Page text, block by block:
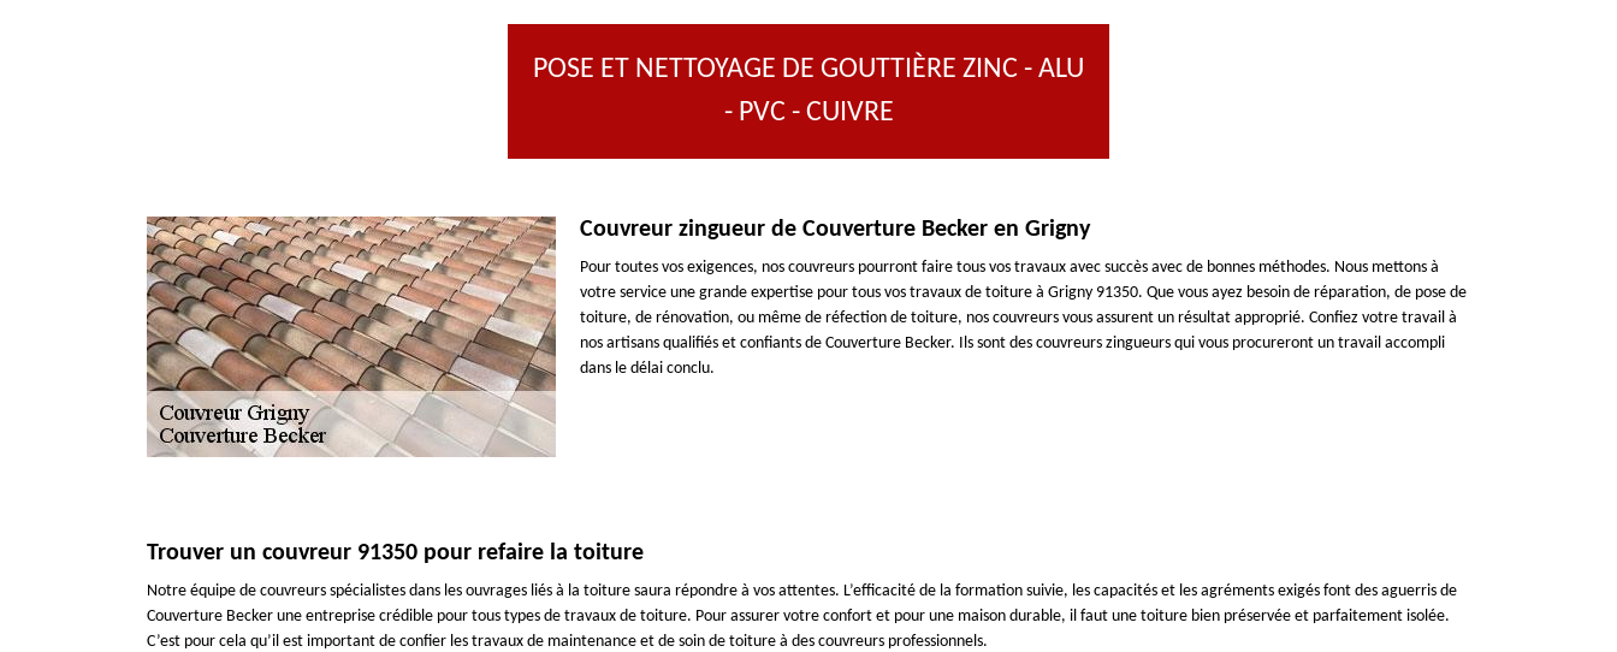
POSE ET NETTOYAGE DE GOUTTIÈRE ZINC - ALU
- PVC - CUIVRE
Couvreur zingueur de Couverture Becker en Grigny
Pour toutes vos exigences, nos couvreurs pourront faire tous vos travaux avec succès avec de bonnes méthodes. Nous mettons à
votre service une grande expertise pour tous vos travaux de toiture à Grigny 91350. Que vous ayez besoin de réparation, de pose de
toiture, de rénovation, ou même de réfection de toiture, nos couvreurs vous assurent un résultat approprié. Confiez votre travail à
nos artisans qualifiés et confiants de Couverture Becker. Ils sont des couvreurs zingueurs qui vous procureront un travail accompli
dans le délai conclu.
Trouver un couvreur 91350 pour refaire la toiture
Notre équipe de couvreurs spécialistes dans les ouvrages liés à la toiture saura répondre à vos attentes. L’efficacité de la formation suivie, les capacités et les agréments exigés font des aguerris de
Couverture Becker une entreprise crédible pour tous types de travaux de toiture. Pour assurer votre confort et pour une maison durable, il faut une toiture bien préservée et parfaitement isolée.
C’est pour cela qu’il est important de confier les travaux de maintenance et de soin de toiture à des couvreurs professionnels.